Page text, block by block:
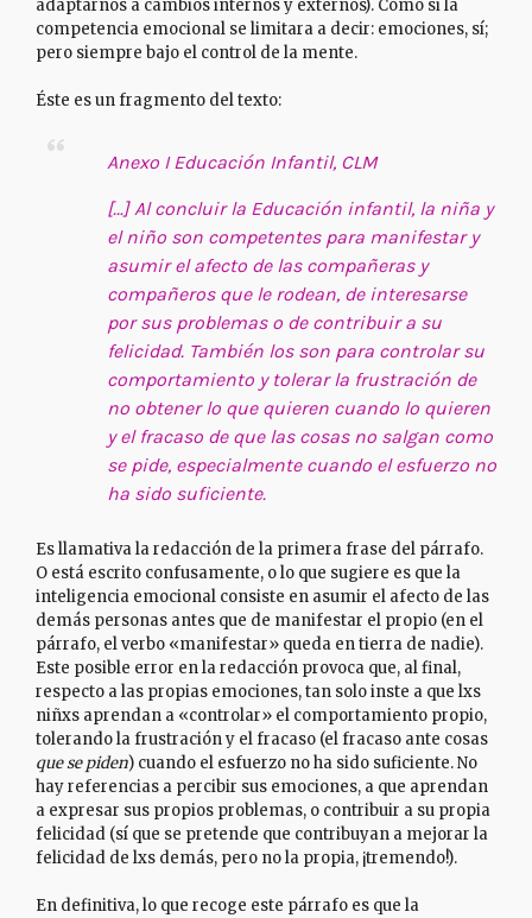
adaptarnos a cambios internos y externos). Como si la
competencia emocional se limitara a decir: emociones, sí;
pero siempre bajo el control de la mente.
Éste es un fragmento del texto:
Anexo I Educación Infantil, CLM
[…] Al concluir la Educación infantil, la niña y
el niño son competentes para manifestar y
asumir el afecto de las compañeras y
compañeros que le rodean, de interesarse
por sus problemas o de contribuir a su
felicidad. También los son para controlar su
comportamiento y tolerar la frustración de
no obtener lo que quieren cuando lo quieren
y el fracaso de que las cosas no salgan como
se pide, especialmente cuando el esfuerzo no
ha sido suficiente.
Es llamativa la redacción de la primera frase del párrafo.
O está escrito confusamente, o lo que sugiere es que la
inteligencia emocional consiste en asumir el afecto de las
demás personas antes que de manifestar el propio (en el
párrafo, el verbo «manifestar» queda en tierra de nadie).
Este posible error en la redacción provoca que, al final,
respecto a las propias emociones, tan solo inste a que lxs
niñxs aprendan a «controlar» el comportamiento propio,
tolerando la frustración y el fracaso (el fracaso ante cosas
que se piden) cuando el esfuerzo no ha sido suficiente. No
hay referencias a percibir sus emociones, a que aprendan
a expresar sus propios problemas, o contribuir a su propia
felicidad (sí que se pretende que contribuyan a mejorar la
felicidad de lxs demás, pero no la propia, ¡tremendo!).
En definitiva, lo que recoge este párrafo es que la